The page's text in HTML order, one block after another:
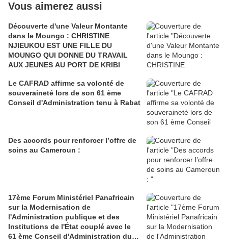
Vous aimerez aussi
Découverte d'une Valeur Montante
dans le Moungo : CHRISTINE
NJIEUKOU EST UNE FILLE DU
MOUNGO QUI DONNE DU TRAVAIL
AUX JEUNES AU PORT DE KRIBI
Le CAFRAD affirme sa volonté de
souveraineté lors de son 61 ème
Conseil d'Administration tenu à Rabat
Des accords pour renforcer l’offre de
soins au Cameroun :
17ème Forum Ministériel Panafricain
sur la Modernisation de
l'Administration publique et des
Institutions de l'État couplé avec le
61 ème Conseil d'Administration du